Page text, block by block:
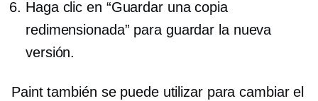
Haga clic en “Guardar una copia
redimensionada” para guardar la nueva
versión.
Paint también se puede utilizar para cambiar el